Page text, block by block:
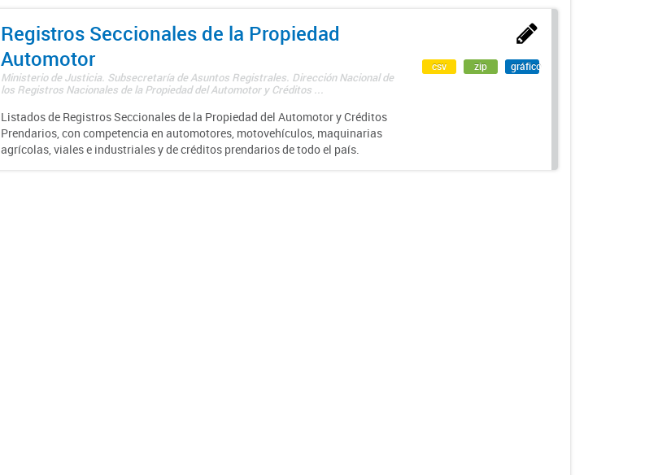
Registros Seccionales de la Propiedad
Automotor
Ministerio de Justicia. Subsecretaría de Asuntos Registrales. Dirección Nacional de
los Registros Nacionales de la Propiedad del Automotor y Créditos ...
Listados de Registros Seccionales de la Propiedad del Automotor y Créditos
Prendarios, con competencia en automotores, motovehículos, maquinarias
agrícolas, viales e industriales y de créditos prendarios de todo el país.
csv zip gráfico